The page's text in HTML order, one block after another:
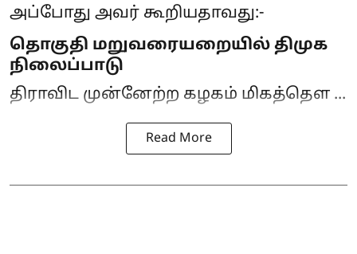
அப்போது அவர் கூறியதாவது:-
தொகுதி மறுவரையறையில் திமுக
நிலைப்பாடு
திராவிட முன்னேற்ற கழகம் மிகத்தெள ...
Read More